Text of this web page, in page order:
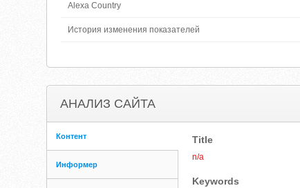
Alexa Country
История изменения показателей
АНАЛИЗ САЙТА
Контент
Информер
Title
n/a
Keywords